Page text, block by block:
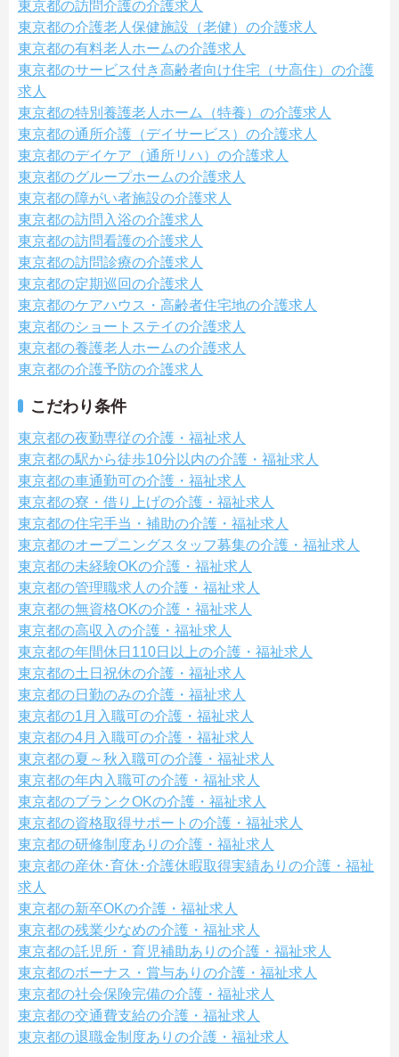
東京都の訪問介護の介護求人
東京都の介護老人保健施設（老健）の介護求人
東京都の有料老人ホームの介護求人
東京都のサービス付き高齢者向け住宅（サ高住）の介護
求人
東京都の特別養護老人ホーム（特養）の介護求人
東京都の通所介護（デイサービス）の介護求人
東京都のデイケア（通所リハ）の介護求人
東京都のグループホームの介護求人
東京都の障がい者施設の介護求人
東京都の訪問入浴の介護求人
東京都の訪問看護の介護求人
東京都の訪問診療の介護求人
東京都の定期巡回の介護求人
東京都のケアハウス・高齢者住宅地の介護求人
東京都のショートステイの介護求人
東京都の養護老人ホームの介護求人
東京都の介護予防の介護求人
こだわり条件
東京都の夜勤専従の介護・福祉求人
東京都の駅から徒歩10分以内の介護・福祉求人
東京都の車通勤可の介護・福祉求人
東京都の寮・借り上げの介護・福祉求人
東京都の住宅手当・補助の介護・福祉求人
東京都のオープニングスタッフ募集の介護・福祉求人
東京都の未経験OKの介護・福祉求人
東京都の管理職求人の介護・福祉求人
東京都の無資格OKの介護・福祉求人
東京都の高収入の介護・福祉求人
東京都の年間休日110日以上の介護・福祉求人
東京都の土日祝休の介護・福祉求人
東京都の日勤のみの介護・福祉求人
東京都の1月入職可の介護・福祉求人
東京都の4月入職可の介護・福祉求人
東京都の夏～秋入職可の介護・福祉求人
東京都の年内入職可の介護・福祉求人
東京都のブランクOKの介護・福祉求人
東京都の資格取得サポートの介護・福祉求人
東京都の研修制度ありの介護・福祉求人
東京都の産休･育休･介護休暇取得実績ありの介護・福祉
求人
東京都の新卒OKの介護・福祉求人
東京都の残業少なめの介護・福祉求人
東京都の託児所・育児補助ありの介護・福祉求人
東京都のボーナス・賞与ありの介護・福祉求人
東京都の社会保険完備の介護・福祉求人
東京都の交通費支給の介護・福祉求人
東京都の退職金制度ありの介護・福祉求人